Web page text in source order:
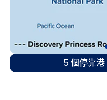
5 個停靠港